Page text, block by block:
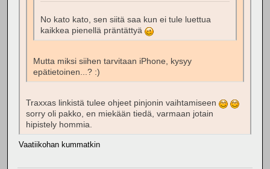
No kato kato, sen siitä saa kun ei tule luettua
kaikkea pienellä präntättyä
Mutta miksi siihen tarvitaan iPhone, kysyy
epätietoinen...? :)
Traxxas linkistä tulee ohjeet pinjonin vaihtamiseen
sorry oli pakko, en miekään tiedä, varmaan jotain
hipistely hommia.
Vaatiikohan kummatkin